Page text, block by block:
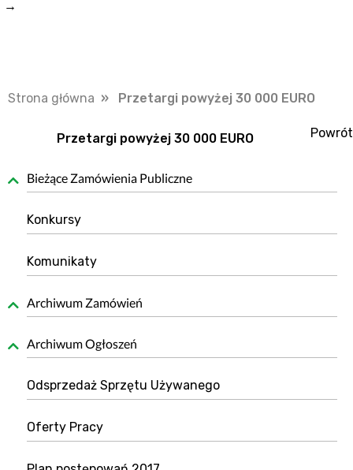
→
Strona główna » Przetargi powyżej 30 000 EURO
Powrót
Przetargi powyżej 30 000 EURO
Bieżące Zamówienia Publiczne
Konkursy
Komunikaty
Archiwum Zamówień
Archiwum Ogłoszeń
Odsprzedaż Sprzętu Używanego
Oferty Pracy